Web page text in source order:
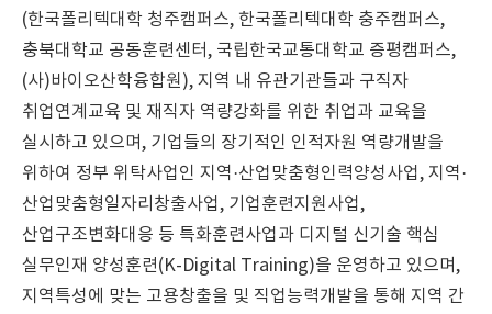
(한국폴리텍대학 청주캠퍼스, 한국폴리텍대학 충주캠퍼스,
충북대학교 공동훈련센터, 국립한국교통대학교 증평캠퍼스,
(사)바이오산학융합원), 지역 내 유관기관들과 구직자
취업연계교육 및 재직자 역량강화를 위한 취업과 교육을
실시하고 있으며, 기업들의 장기적인 인적자원 역량개발을
위하여 정부 위탁사업인 지역·산업맞춤형인력양성사업, 지역·
산업맞춤형일자리창출사업, 기업훈련지원사업,
산업구조변화대응 등 특화훈련사업과 디지털 신기술 핵심
실무인재 양성훈련(K-Digital Training)을 운영하고 있으며,
지역특성에 맞는 고용창출을 및 직업능력개발을 통해 지역 간